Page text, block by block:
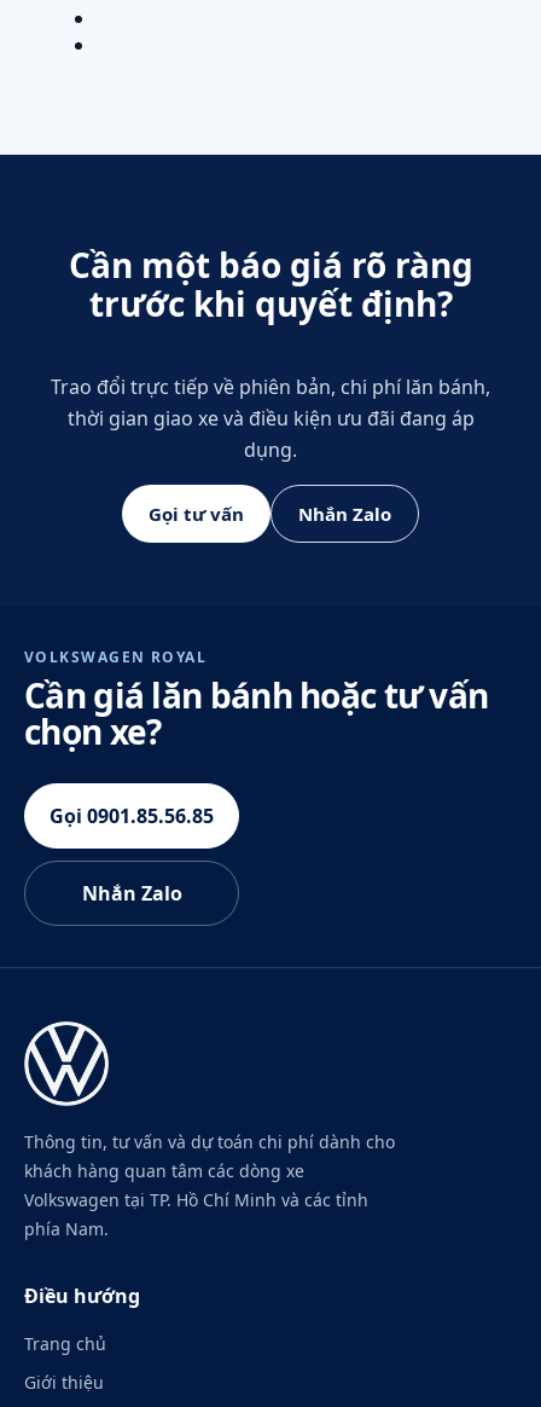
Cần một báo giá rõ ràng
trước khi quyết định?
Trao đổi trực tiếp về phiên bản, chi phí lăn bánh,
thời gian giao xe và điều kiện ưu đãi đang áp
dụng.
Gọi tư vấn Nhắn Zalo
VOLKSWAGEN ROYAL
Cần giá lăn bánh hoặc tư vấn
chọn xe?
Gọi 0901.85.56.85
Nhắn Zalo
Thông tin, tư vấn và dự toán chi phí dành cho
khách hàng quan tâm các dòng xe
Volkswagen tại TP. Hồ Chí Minh và các tỉnh
phía Nam.
Điều hướng
Trang chủ
Giới thiệu